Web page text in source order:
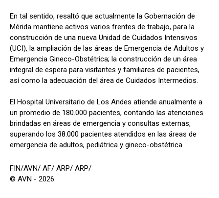
En tal sentido, resaltó que actualmente la Gobernación de
Mérida mantiene activos varios frentes de trabajo, para la
construcción de una nueva Unidad de Cuidados Intensivos
(UCI), la ampliación de las áreas de Emergencia de Adultos y
Emergencia Gineco-Obstétrica; la construcción de un área
integral de espera para visitantes y familiares de pacientes,
así como la adecuación del área de Cuidados Intermedios.
El Hospital Universitario de Los Andes atiende anualmente a
un promedio de 180.000 pacientes, contando las atenciones
brindadas en áreas de emergencia y consultas externas,
superando los 38.000 pacientes atendidos en las áreas de
emergencia de adultos, pediátrica y gineco-obstétrica.
FIN/AVN/ AF/ ARP/ ARP/
© AVN - 2026